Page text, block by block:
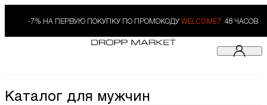
-7% НА ПЕРВУЮ ПОКУПКУ ПО ПРОМОКОДУ WELCOME7. 48 ЧАСОВ
Каталог для мужчин